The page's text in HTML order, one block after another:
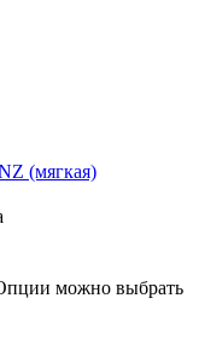
(мягкая)
можно выбрать